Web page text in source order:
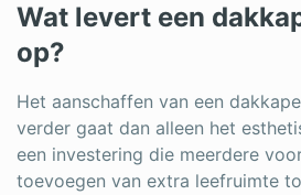
Wat levert een
op?
Het aanschaffen van een
verder gaat dan alleen het
een investering die meerdere
toevoegen van extra leefruimte